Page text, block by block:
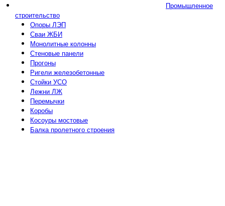
Промышленное
строительство
Опоры ЛЭП
Сваи ЖБИ
Монолитные колонны
Стеновые панели
Прогоны
Ригели железобетонные
Стойки УСО
Лежни ЛЖ
Перемычки
Коробы
Косоуры мостовые
Балка пролетного строения